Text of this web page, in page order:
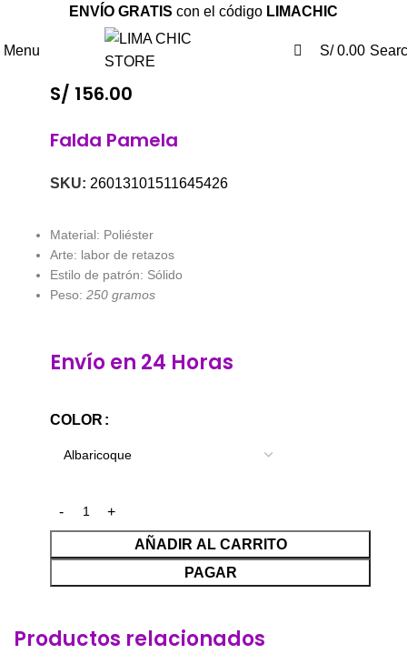
ENVÍO GRATIS con el código LIMACHIC
Menu S/0.00
S/ 156.00
Falda Pamela
SKU: 26013101511645426
Material: Poliéster
Arte: labor de retazos
Estilo de patrón: Sólido
Peso: 250 gramos
Envío en 24 Horas
COLOR
AÑADIR AL CARRITO
PAGAR
Productos relacionados